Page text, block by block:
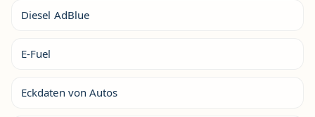
Diesel AdBlue
E-Fuel
Eckdaten von Autos